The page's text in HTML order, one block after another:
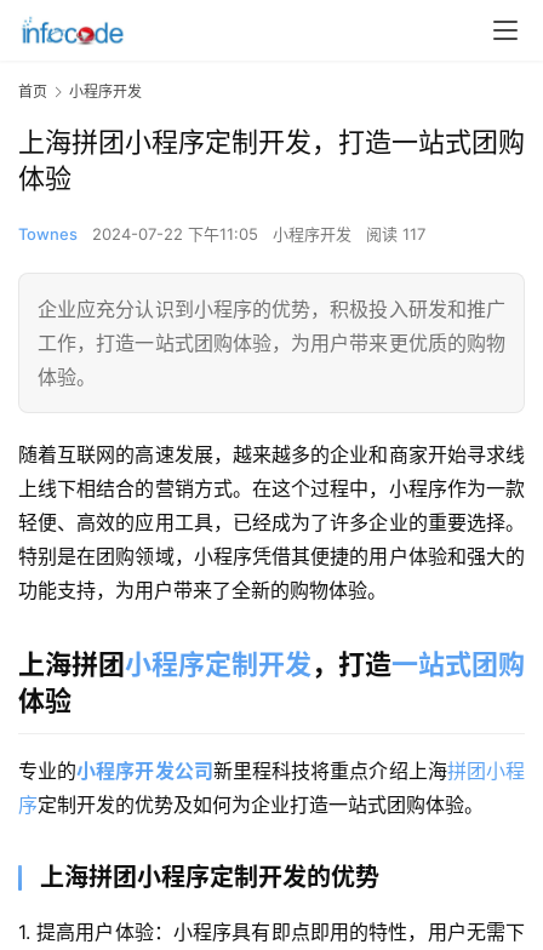
首页 小程序开发
上海拼团小程序定制开发，打造一站式团购
体验
Townes 2024-07-22 下午11:05 小程序开发 阅读 117
企业应充分认识到小程序的优势，积极投入研发和推广
工作，打造一站式团购体验，为用户带来更优质的购物
体验。
随着互联网的高速发展，越来越多的企业和商家开始寻求线
上线下相结合的营销方式。在这个过程中，小程序作为一款
轻便、高效的应用工具，已经成为了许多企业的重要选择。
特别是在团购领域，小程序凭借其便捷的用户体验和强大的
功能支持，为用户带来了全新的购物体验。
上海拼团小程序定制开发，打造一站式团购
体验
专业的小程序开发公司新里程科技将重点介绍上海拼团小程
序定制开发的优势及如何为企业打造一站式团购体验。
上海拼团小程序定制开发的优势
1. 提高用户体验：小程序具有即点即用的特性，用户无需下